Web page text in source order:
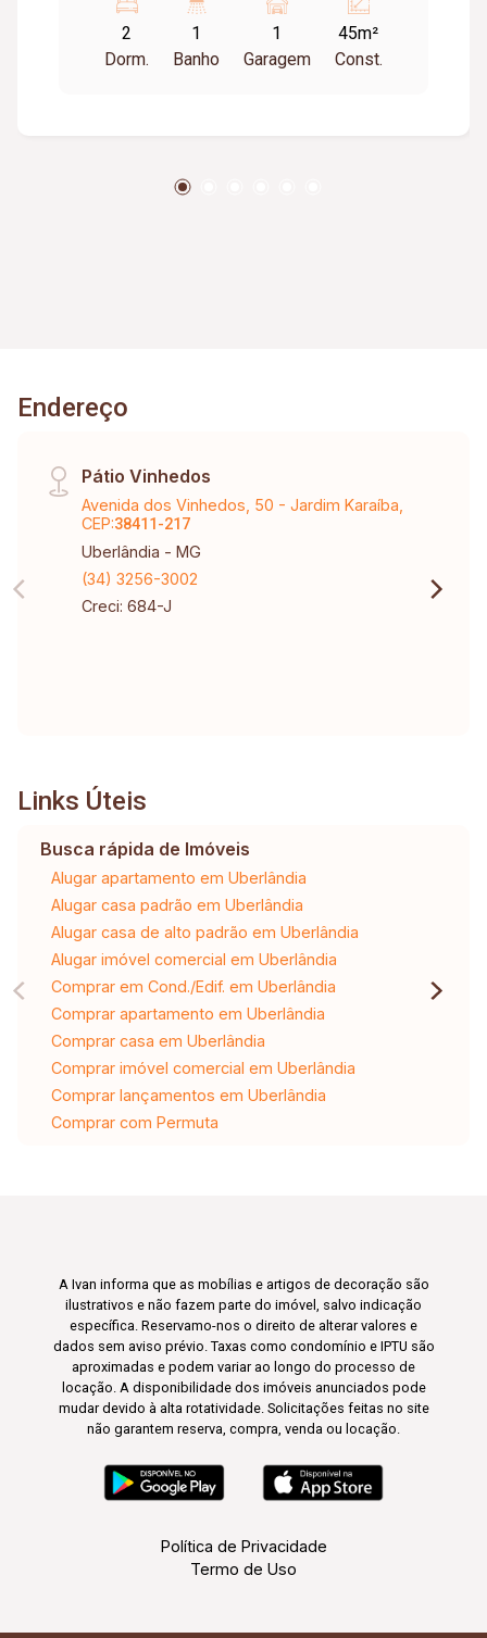
habitado; Pronto para morar. O condomínio
oferece: Elevadores; Playground; Área gourmet;
Mercadinho interno; Portaria 24 horas; Sistema
para quem busca conforto, praticidade e
2
Dorm.
1
Banho
1
Garagem
45m²
Const.
Endereço
Pátio Vinhedos
Avenida dos Vinhedos, 50 - Jardim Karaíba,
CEP:38411-217
Uberlândia - MG
(34) 3256-3002
Creci: 684-J
Links Úteis
Busca rápida de Imóveis
Alugar apartamento em Uberlândia
Alugar casa padrão em Uberlândia
Alugar casa de alto padrão em Uberlândia
Alugar imóvel comercial em Uberlândia
Comprar em Cond./Edif. em Uberlândia
Comprar apartamento em Uberlândia
Comprar casa em Uberlândia
Comprar imóvel comercial em Uberlândia
Comprar lançamentos em Uberlândia
Comprar com Permuta
A Ivan informa que as mobílias e artigos de decoração são
ilustrativos e não fazem parte do imóvel, salvo indicação
específica. Reservamo-nos o direito de alterar valores e
dados sem aviso prévio. Taxas como condomínio e IPTU são
aproximadas e podem variar ao longo do processo de
locação. A disponibilidade dos imóveis anunciados pode
mudar devido à alta rotatividade. Solicitações feitas no site
não garantem reserva, compra, venda ou locação.
Política de Privacidade
Termo de Uso